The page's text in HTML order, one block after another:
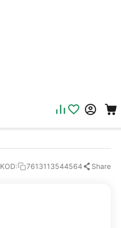
KOD: 7613113544564 Share